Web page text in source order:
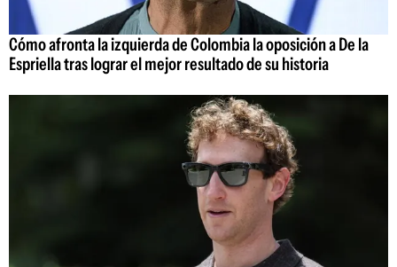
Cómo afronta la izquierda de Colombia la oposición a De la
Espriella tras lograr el mejor resultado de su historia